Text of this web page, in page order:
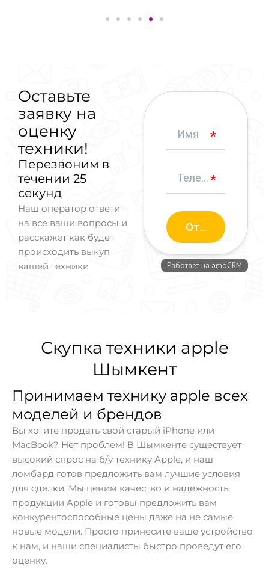
Оставьте
заявку на
оценку
техники!
Перезвоним в
течении 25
секунд
Наш оператор ответит
на все ваши вопросы и
расскажет как будет
происходить выкуп
вашей техники
Скупка техники apple
Шымкент
Принимаем технику apple всех
моделей и брендов
Вы хотите продать свой старый iPhone или
MacBook? Нет проблем! В Шымкенте существует
высокий спрос на б/у технику Apple, и наш
ломбард готов предложить вам лучшие условия
для сделки. Мы ценим качество и надежность
продукции Apple и готовы предложить вам
конкурентоспособные цены даже на не самые
новые модели. Просто принесите ваше устройство
к нам, и наши специалисты быстро проведут его
оценку.